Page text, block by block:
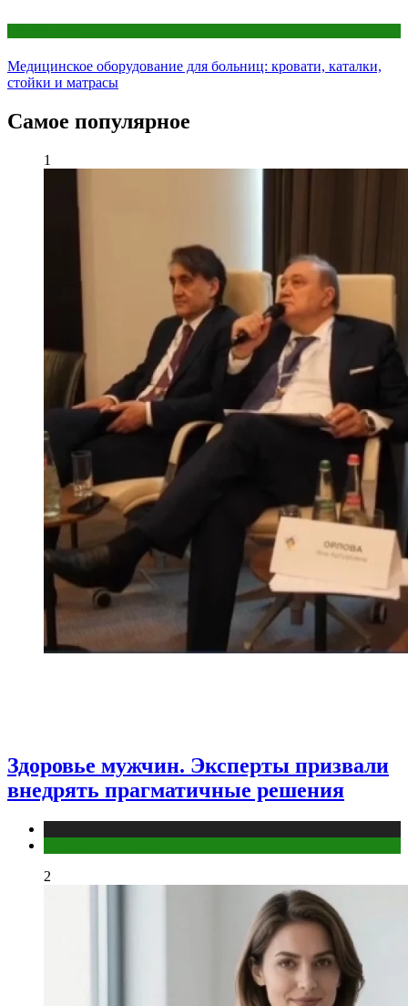
Медицинское оборудование для больниц: кровати, каталки,
стойки и матрасы
Самое популярное
1
Здоровье мужчин. Эксперты призвали
внедрять прагматичные решения
2